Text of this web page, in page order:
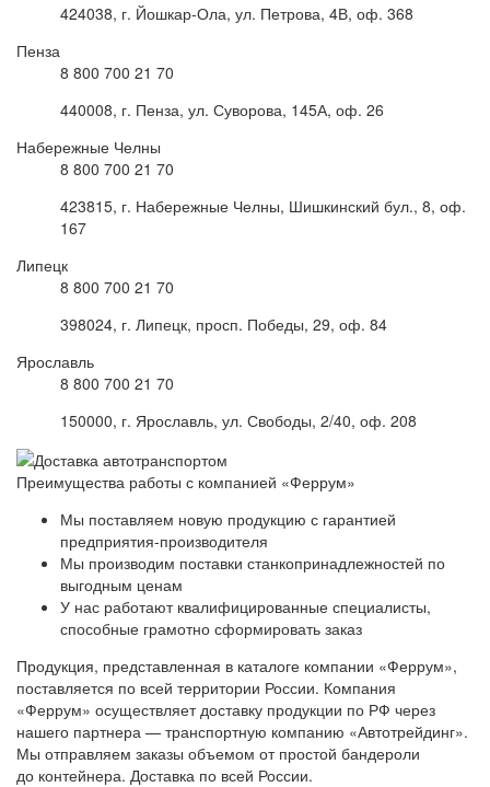
424038, г. Йошкар-Ола, ул. Петрова, 4В, оф. 368
Пенза
8 800 700 21 70
440008, г. Пенза, ул. Суворова, 145А, оф. 26
Набережные Челны
8 800 700 21 70
423815, г. Набережные Челны, Шишкинский бул., 8, оф.
167
Липецк
8 800 700 21 70
398024, г. Липецк, просп. Победы, 29, оф. 84
Ярославль
8 800 700 21 70
150000, г. Ярославль, ул. Свободы, 2/40, оф. 208
Преимущества работы с компанией «Феррум»
Мы поставляем новую продукцию с гарантией
предприятия-производителя
Мы производим поставки станкопринадлежностей по
выгодным ценам
У нас работают квалифицированные специалисты,
способные грамотно сформировать заказ
Продукция, представленная в каталоге компании «Феррум»,
поставляется по всей территории России. Компания
«Феррум» осуществляет доставку продукции по РФ через
нашего партнера — транспортную компанию «Автотрейдинг».
Мы отправляем заказы объемом от простой бандероли
до контейнера. Доставка по всей России.